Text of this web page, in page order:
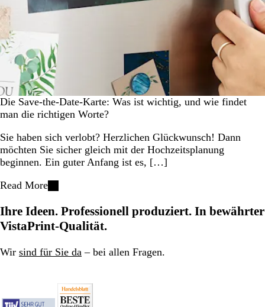
Die Save-the-Date-Karte: Was ist wichtig, und wie findet
man die richtigen Worte?
Sie haben sich verlobt? Herzlichen Glückwunsch! Dann
möchten Sie sicher gleich mit der Hochzeitsplanung
beginnen. Ein guter Anfang ist es, […]
Read More
Ihre Ideen. Professionell produziert. In bewährter
VistaPrint-Qualität.
Wir sind für Sie da – bei allen Fragen.